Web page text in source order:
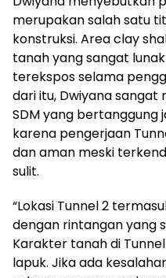
merupakan salah satu
konstruksi. Area clay
tanah yang sangat
terekspos selama
dari itu, Dwiyana
SDM yang bertanggung
karena pengerjaan
dan aman meski
sulit.
“Lokasi Tunnel 2
dengan rintangan yang
Karakter tanah di
lapuk. Jika ada